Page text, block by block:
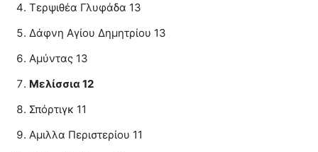
Tερψιθέα Γλυφάδα 13
Δάφνη Αγίου Δημητρίου 13
Αμύντας 13
Μελίσσια 12
Σπόρτιγκ 11
Αμιλλα Περιστερίου 11